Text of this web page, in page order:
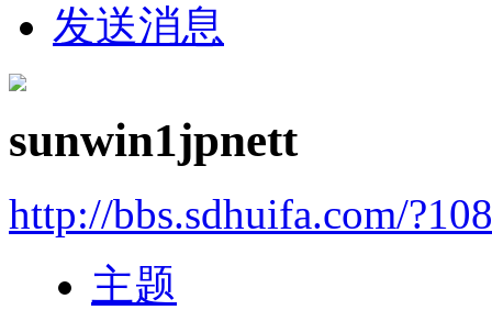
发送消息
sunwin1jpnett
http://bbs.sdhuifa.com/
主题